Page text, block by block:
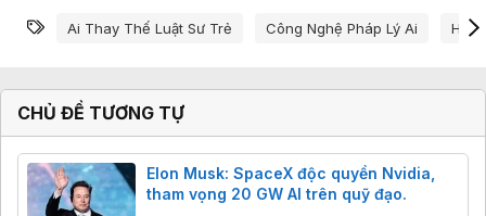
Từ khóa
Ai Thay Thế Luật Sư Trẻ Công Nghệ Pháp Lý Ai Hệ
CHỦ ĐỀ TƯƠNG TỰ
Elon Musk: SpaceX độc quyền Nvidia,
tham vọng 20 GW AI trên quỹ đạo.